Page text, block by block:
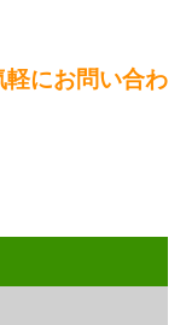
にお問い合わ